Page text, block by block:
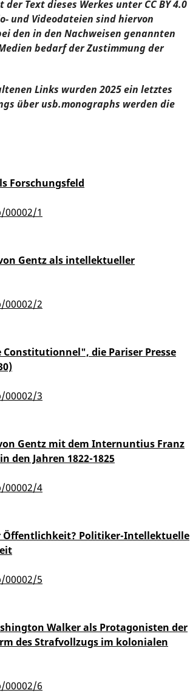
Text dieses Werkes unter CC BY 4.0
und Videodateien sind hiervon
den in den Nachweisen genannten
bedarf der Zustimmung der
Links wurden 2025 ein letztes
über usb.monographs werden die
Forschungsfeld
1
Gentz als intellektueller
2
die Pariser Presse
3
Gentz mit dem Internuntius Franz
den Jahren 1822-1825
00002/4
Öffentlichkeit? Politiker-Intellektuelle
5
Walker als Protagonisten der
des Strafvollzugs im kolonialen
6